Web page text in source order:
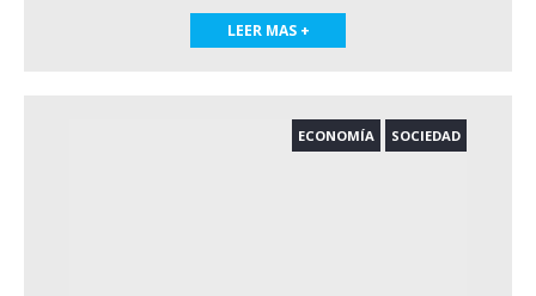
LEER MAS +
ECONOMÍA SOCIEDAD